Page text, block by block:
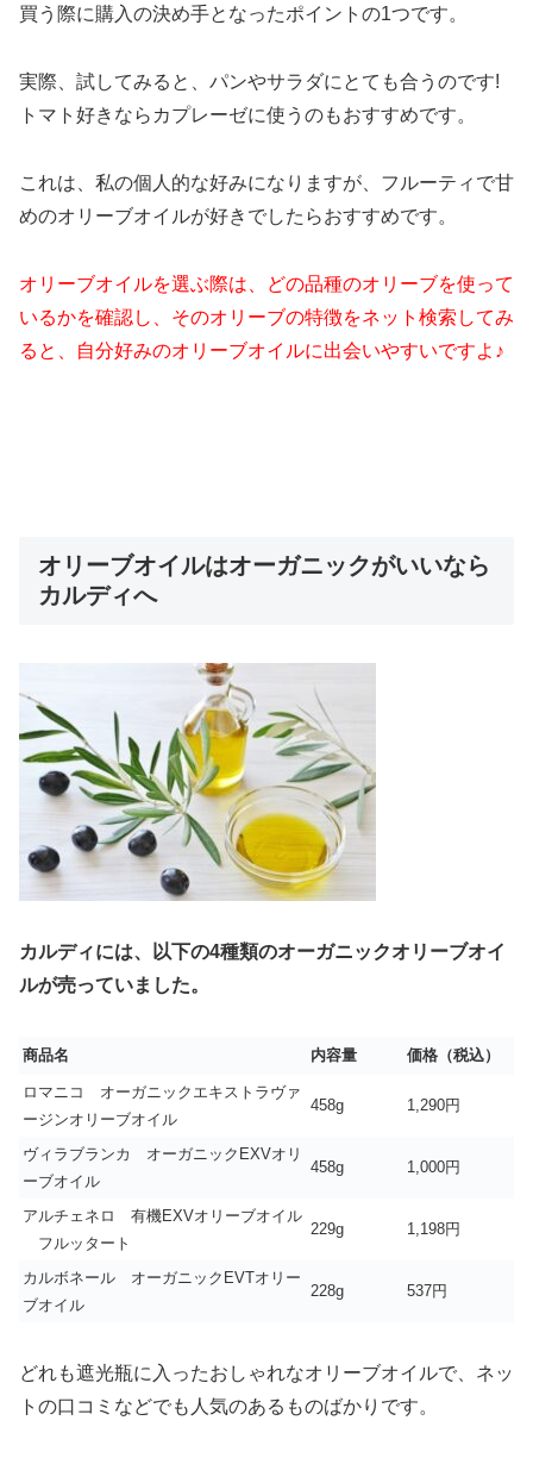
買う際に購入の決め手となったポイントの1つです。
実際、試してみると、パンやサラダにとても合うのです!
トマト好きならカプレーゼに使うのもおすすめです。
これは、私の個人的な好みになりますが、フルーティで甘
めのオリーブオイルが好きでしたらおすすめです。
オリーブオイルを選ぶ際は、どの品種のオリーブを使って
いるかを確認し、そのオリーブの特徴をネット検索してみ
ると、自分好みのオリーブオイルに出会いやすいですよ♪
オリーブオイルはオーガニックがいいなら
カルディへ
カルディには、以下の4種類のオーガニックオリーブオイ
ルが売っていました。
商品名 内容量 価格（税込）
ロマニコ オーガニックエキストラヴァ
ージンオリーブオイル
458g 1,290円
ヴィラブランカ オーガニックEXVオリ
ーブオイル
458g 1,000円
アルチェネロ 有機EXVオリーブオイル
フルッタート
229g 1,198円
カルボネール オーガニックEVTオリー
ブオイル
228g 537円
どれも遮光瓶に入ったおしゃれなオリーブオイルで、ネッ
トの口コミなどでも人気のあるものばかりです。